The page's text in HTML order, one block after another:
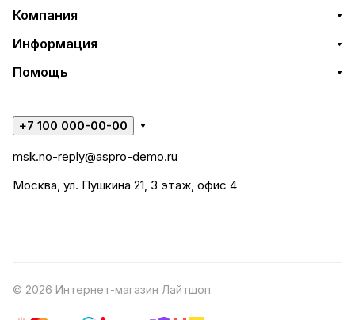
Компания
Информация
Помощь
+7 100 000-00-00
msk.no-reply@aspro-demo.ru
Москва, ул. Пушкина 21, 3 этаж, офис 4
© 2026 Интернет-магазин Лайтшоп